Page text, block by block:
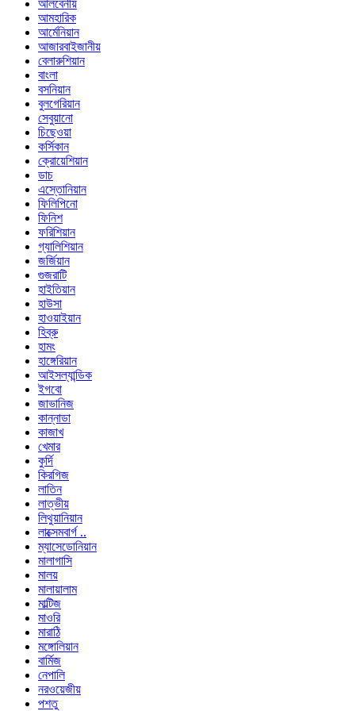
আলবেনীয়
আমহারিক
আর্মেনিয়ান
আজারবাইজানীয়
বেলারুশিয়ান
বাংলা
বসনিয়ান
বুলগেরিয়ান
সেবুয়ানো
চিছেওয়া
কর্সিকান
ক্রোয়েশিয়ান
ডাচ
এস্তোনিয়ান
ফিলিপিনো
ফিনিশ
ফরিশিয়ান
গ্যালিশিয়ান
জর্জিয়ান
গুজরাটি
হাইতিয়ান
হাউসা
হাওয়াইয়ান
হিব্রু
হামং
হাঙ্গেরিয়ান
আইসল্যান্ডিক
ইগবো
জাভানিজ
কান্নাডা
কাজাখ
খেমার
কুর্দি
কিরগিজ
লাতিন
লাত্ভীয়
লিথুয়ানিয়ান
লাক্সেমবার্গ ..
ম্যাসেডোনিয়ান
মালাগাসি
মালয়
মালায়ালাম
মাল্টিজ
মাওরি
মারাঠি
মঙ্গোলিয়ান
বার্মিজ
নেপালি
নরওয়েজীয়
পশতু